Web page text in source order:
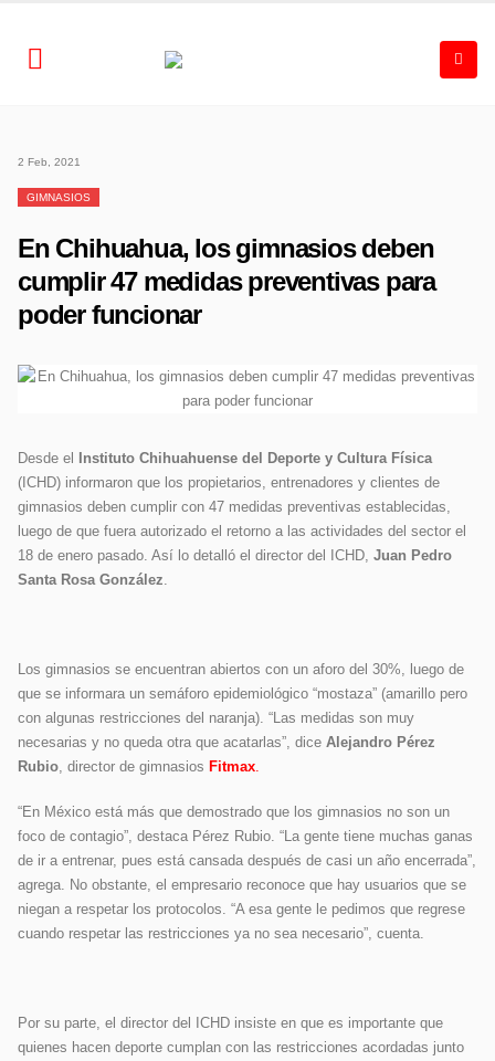
2 Feb, 2021
GIMNASIOS
En Chihuahua, los gimnasios deben
cumplir 47 medidas preventivas para
poder funcionar
Desde el
Instituto Chihuahuense del Deporte y Cultura Física
(ICHD) informaron que los propietarios, entrenadores y clientes de
gimnasios deben cumplir con 47 medidas preventivas establecidas,
luego de que fuera autorizado el retorno a las actividades del sector el
18 de enero pasado. Así lo detalló el director del ICHD, Juan Pedro
Santa Rosa González.
Los gimnasios se encuentran abiertos con un aforo del 30%, luego de
que se informara un semáforo epidemiológico “mostaza” (amarillo pero
con algunas restricciones del naranja). “Las medidas son muy
necesarias y no queda otra que acatarlas”, dice Alejandro Pérez
Rubio, director de gimnasios Fitmax.
“En México está más que demostrado que los gimnasios no son un
foco de contagio”, destaca Pérez Rubio. “La gente tiene muchas ganas
de ir a entrenar, pues está cansada después de casi un año encerrada”,
agrega. No obstante, el empresario reconoce que hay usuarios que se
niegan a respetar los protocolos. “A esa gente le pedimos que regrese
cuando respetar las restricciones ya no sea necesario”, cuenta.
Por su parte, el director del ICHD insiste en que es importante que
quienes hacen deporte cumplan con las restricciones acordadas junto